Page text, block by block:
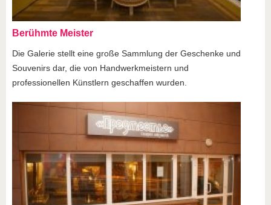
Berühmte Meister
Die Galerie stellt eine große Sammlung der Geschenke und
Souvenirs dar, die von Handwerkmeistern und
professionellen Künstlern geschaffen wurden.